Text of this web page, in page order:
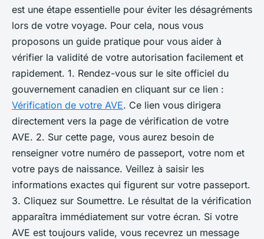
est une étape essentielle pour éviter les désagréments
lors de votre voyage. Pour cela, nous vous
proposons un guide pratique pour vous aider à
vérifier la validité de votre autorisation facilement et
rapidement. 1. Rendez-vous sur le site officiel du
gouvernement canadien en cliquant sur ce lien :
Vérification de votre AVE. Ce lien vous dirigera
directement vers la page de vérification de votre
AVE. 2. Sur cette page, vous aurez besoin de
renseigner votre numéro de passeport, votre nom et
votre pays de naissance. Veillez à saisir les
informations exactes qui figurent sur votre passeport.
3. Cliquez sur Soumettre. Le résultat de la vérification
apparaîtra immédiatement sur votre écran. Si votre
AVE est toujours valide, vous recevrez un message